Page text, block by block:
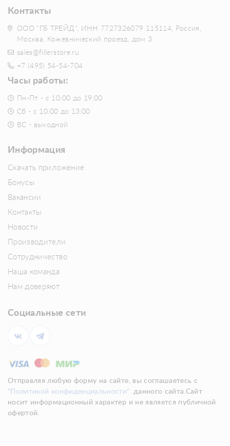
Контакты
ООО "ГБ ТРЕЙД", ИНН 7727326079 115114, Россия,
Москва, Кожевнический проезд, дом 3
sales@fillerstore.ru
+7 (495) 54-54-704
Часы работы:
Пн-Пт - с 10:00 до 19:00
Сб - с 10:00 до 13:00
ВС - выходной
Информация
Скачать приложение
Бонусы
Вакансии
Контакты
Новости
Производители
Сотрудничество
Наша команда
Нам доверяют
Социальные сети
Отправляя любую форму на сайте, вы соглашаетесь с
"Политикой конфиденциальности"
данного сайта.Сайт
носит информационный характер и не является публичной
офертой.